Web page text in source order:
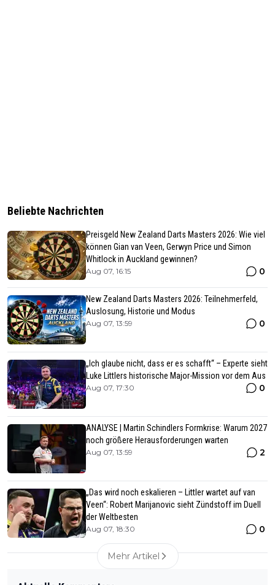
Beliebte Nachrichten
Preisgeld New Zealand Darts Masters 2026: Wie viel
können Gian van Veen, Gerwyn Price und Simon
Whitlock in Auckland gewinnen?
Aug 07, 16:15 0
New Zealand Darts Masters 2026: Teilnehmerfeld,
Auslosung, Historie und Modus
Aug 07, 13:59 0
„Ich glaube nicht, dass er es schafft“ – Experte sieht
Luke Littlers historische Major-Mission vor dem Aus
Aug 07, 17:30 0
ANALYSE | Martin Schindlers Formkrise: Warum 2027
noch größere Herausforderungen warten
Aug 07, 13:59 2
„Das wird noch eskalieren – Littler wartet auf van
Veen“: Robert Marijanovic sieht Zündstoff im Duell
der Weltbesten
Aug 07, 18:30 0
Mehr Artikel